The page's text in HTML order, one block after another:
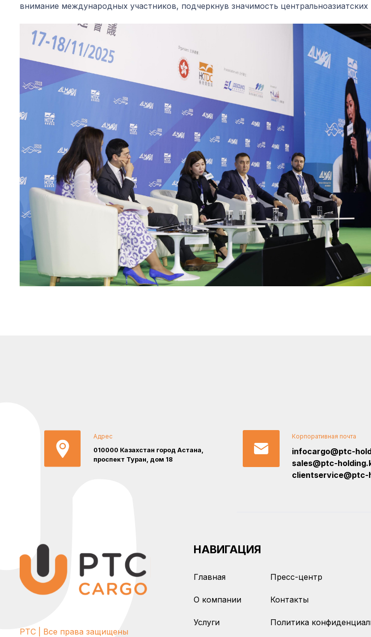
внимание международных участников, подчеркнув значимость
Адрес
010000 Казахстан город Астана,
проспект Туран, дом 18
Корпоративная почта
infocargo@ptc-
sales@ptc-
clientservice@ptc-
PTC | Все права защищены
НАВИГАЦИЯ
Главная
О компании
Услуги
Пресс-центр
Контакты
Политика